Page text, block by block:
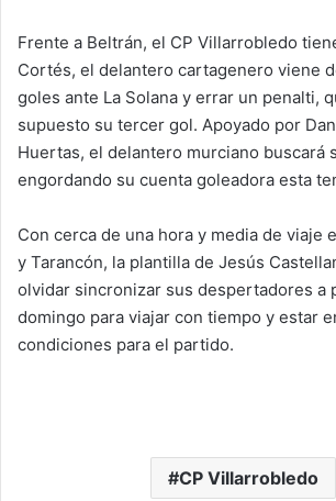
Frente a Beltrán, el CP Villarrobledo
Cortés, el delantero cartagenero viene
goles ante La Solana y errar un penalti,
supuesto su tercer gol. Apoyado por
Huertas, el delantero murciano buscará
engordando su cuenta goleadora esta
Con cerca de una hora y media de viaje
y Tarancón, la plantilla de Jesús
olvidar sincronizar sus despertadores a
domingo para viajar con tiempo y estar
condiciones para el partido.
CP Villarrobledo